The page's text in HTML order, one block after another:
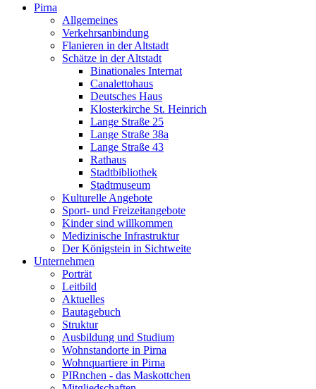
Pirna
Allgemeines
Verkehrsanbindung
Flanieren in der Altstadt
Schätze in der Altstadt
Binationales Internat
Canalettohaus
Deutsches Haus
Klosterkirche St. Heinrich
Lange Straße 25
Lange Straße 38a
Lange Straße 43
Rathaus
Stadtbibliothek
Stadtmuseum
Kulturelle Angebote
Sport- und Freizeitangebote
Kinder sind willkommen
Medizinische Infrastruktur
Der Königstein in Sichtweite
Unternehmen
Porträt
Leitbild
Aktuelles
Bautagebuch
Struktur
Ausbildung und Studium
Wohnstandorte in Pirna
Wohnquartiere in Pirna
PIRnchen - das Maskottchen